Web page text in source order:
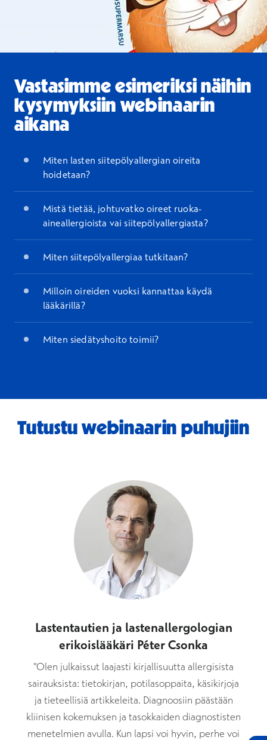
Vastasimme esimeriksi näihin
kysymyksiin webinaarin
aikana
Miten lasten siitepölyallergian oireita
hoidetaan?
Mistä tietää, johtuvatko oireet ruoka-
aineallergioista vai siitepölyallergiasta?
Miten siitepölyallergiaa tutkitaan?
Milloin oireiden vuoksi kannattaa käydä
lääkärillä?
Miten siedätyshoito toimii?
Tutustu webinaarin puhujiin
Lastentautien ja lastenallergologian
erikoislääkäri Péter Csonka
"Olen julkaissut laajasti kirjallisuutta allergisista
sairauksista: tietokirjan, potilasoppaita, käsikirjoja
ja tieteellisiä artikkeleita. Diagnoosiin päästään
kliinisen kokemuksen ja tasokkaiden diagnostisten
menetelmien avulla. Kun lapsi voi hyvin, perhe voi